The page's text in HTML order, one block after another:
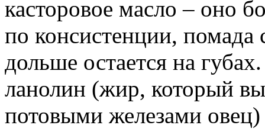
касторовое масло – оно
по консистенции, помада
дольше остается на
ланолин (жир, который
потовыми железами